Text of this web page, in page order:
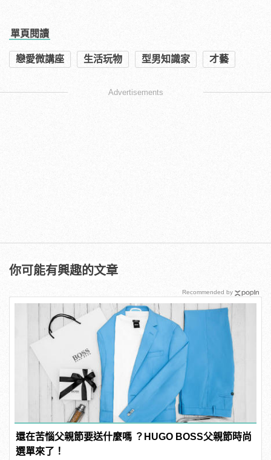
單頁閱讀
戀愛微講座 生活玩物 型男知識家 才藝
Advertisements
你可能有興趣的文章
還在苦惱父親節要送什麼嗎 ？HUGO BOSS父親節時尚
選單來了！
Recommended by